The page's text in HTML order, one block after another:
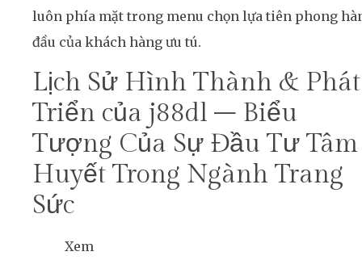
luôn phía mặt trong menu chọn lựa tiên phong
đầu của khách hàng ưu tú.
Lịch Sử Hình Thành & Phát
Triển của j88dl – Biểu
Tượng Của Sự Đầu Tư Tâm
Huyết Trong Ngành Trang
Sức
Xem